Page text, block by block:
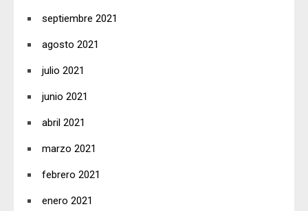
septiembre 2021
agosto 2021
julio 2021
junio 2021
abril 2021
marzo 2021
febrero 2021
enero 2021